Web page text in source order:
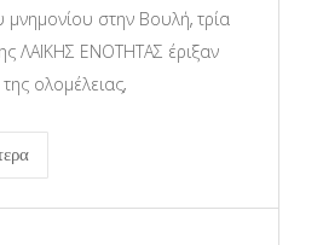
στην Βουλή, τρία
ΛΑΪΚΗΣ ΕΝΟΤΗΤΑΣ έριξαν
ολομέλειας,